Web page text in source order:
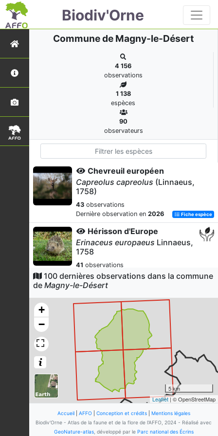
Biodiv'Orne
Commune de Magny-le-Désert
4 156
observations
1 138
espèces
90
observateurs
Chevreuil européen
Capreolus capreolus (Linnaeus,
1758)
43 observations
Dernière observation en 2026 Fiche espèce
Hérisson d'Europe
Erinaceus europaeus Linnaeus,
1758
41 observations
Dernière observation en 2026 Fiche espèce
Héron cendré
Ardea cinereaLinnaeus,
observations
Dernière observation en
2025
Molinie bleue
Molinia caerulea(L.) Moench, 1794
21
observations
Dernière observation en
Fiche espèce
Ptéridion aigle
Pteridium aquilinum (L.) Kuhn, 1879
100 dernières observations dans la commune
de Magny-le-Désert
+
−
5 km
Leaflet| © OpenStreetMap
Accueil| AFFO| Conception et crédits| Mentions légales
Biodiv'Orne - Atlas de la faune et de la flore de l'AFFO, 2024 - Réalisé avec
GeoNature-atlas, développé par le Parc national des Écrins